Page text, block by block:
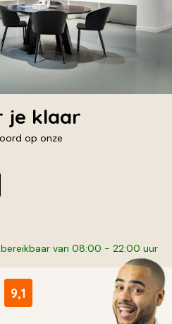
je klaar
op onze
van 08:00 - 22:00 uur
9,1